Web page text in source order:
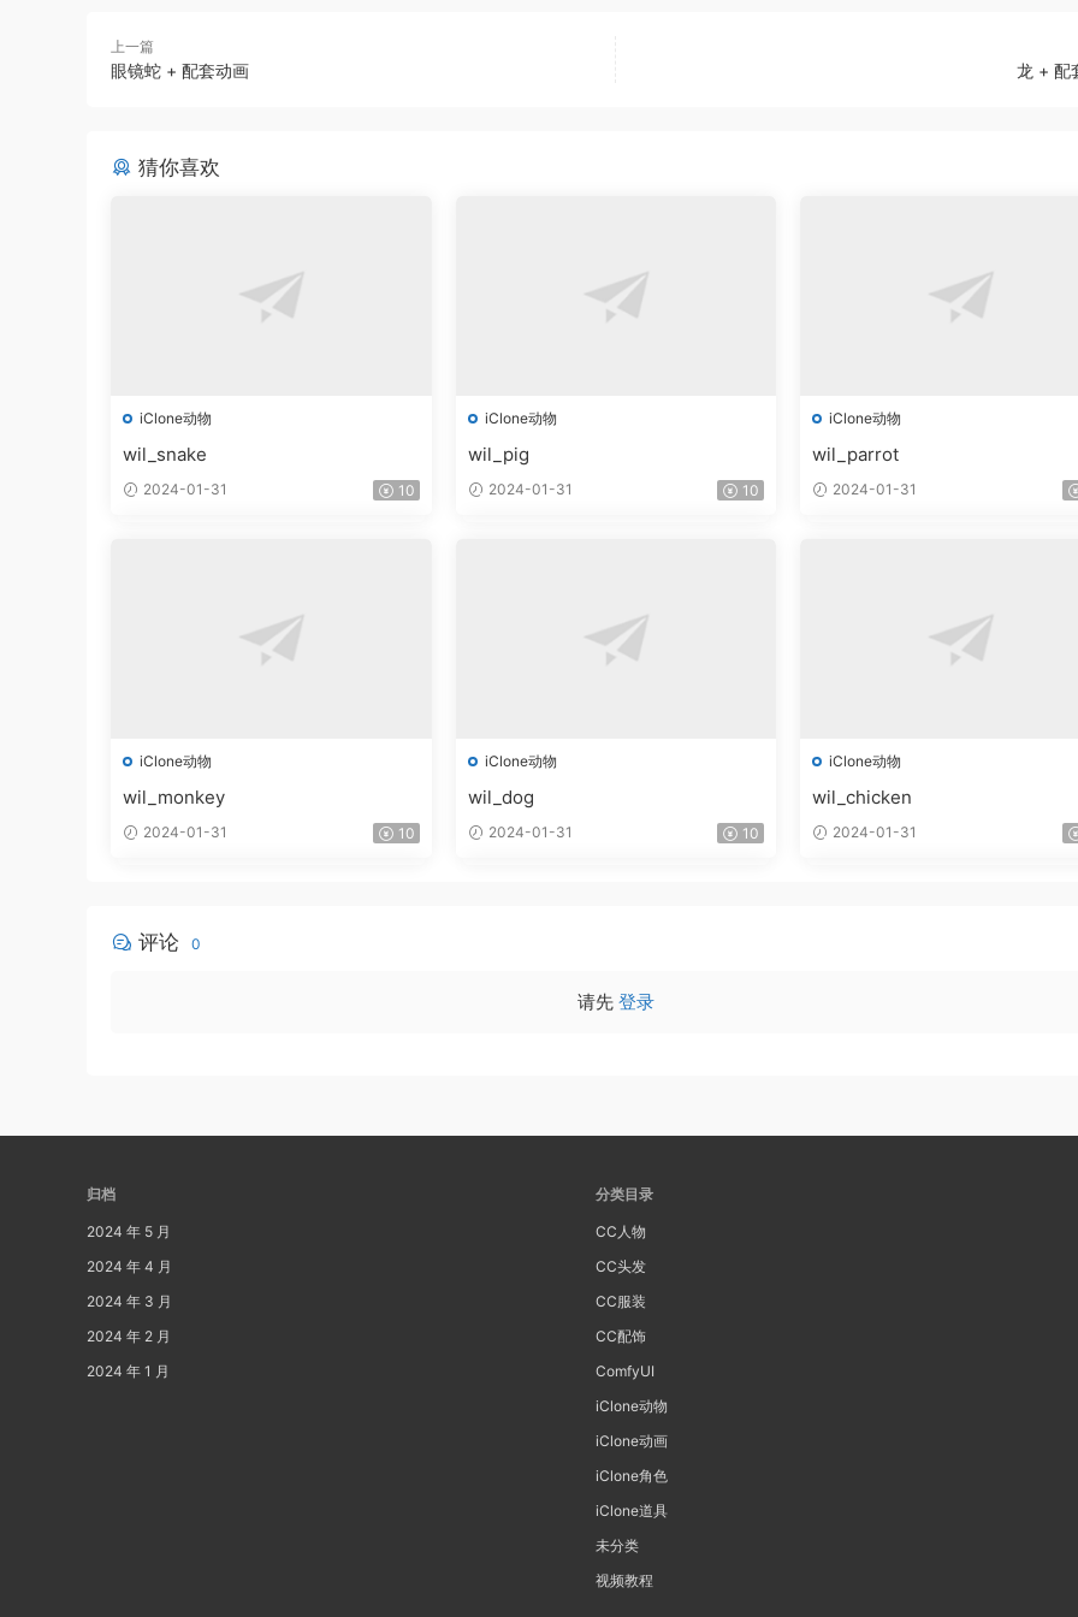
上一篇
眼镜蛇 + 配套动画 龙 + 配
猜你喜欢
iClone动物
wil_snake
2024-01-31 10
iClone动物
wil_pig
2024-01-31 10
iClone动物
wil_parrot
2024-01-31
iClone动物
wil_monkey
2024-01-31 10
iClone动物
wil_dog
2024-01-31 10
iClone动物
wil_chicken
2024-01-31
评论 0
请先 登录
归档
2024 年 5 月
2024 年 4 月
2024 年 3 月
2024 年 2 月
2024 年 1 月
分类目录
CC人物
CC头发
CC服装
CC配饰
ComfyUI
iClone动物
iClone动画
iClone角色
iClone道具
未分类
视频教程